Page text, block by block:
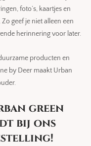
foto’s, kaartjes en
geef je niet alleen een
herinnering voor later.
producten en
by Deer maakt Urban
green
bij ons